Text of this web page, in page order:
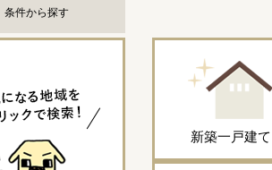
条件から探す
新築一戸建て